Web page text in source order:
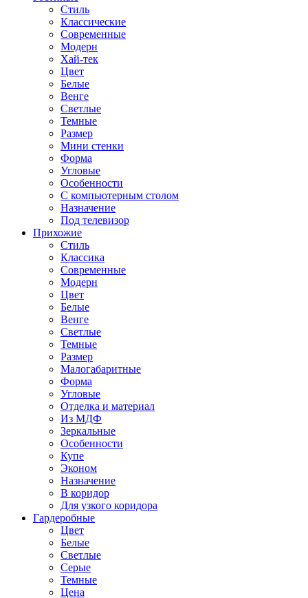
Стиль
Классические
Современные
Модерн
Хай-тек
Цвет
Белые
Венге
Светлые
Темные
Размер
Мини стенки
Форма
Угловые
Особенности
С компьютерным столом
Назначение
Под телевизор
Прихожие
Стиль
Классика
Современные
Модерн
Цвет
Белые
Венге
Светлые
Темные
Размер
Малогабаритные
Форма
Угловые
Отделка и материал
Из МДФ
Зеркальные
Особенности
Купе
Эконом
Назначение
В коридор
Для узкого коридора
Гардеробные
Цвет
Белые
Светлые
Серые
Темные
Цена